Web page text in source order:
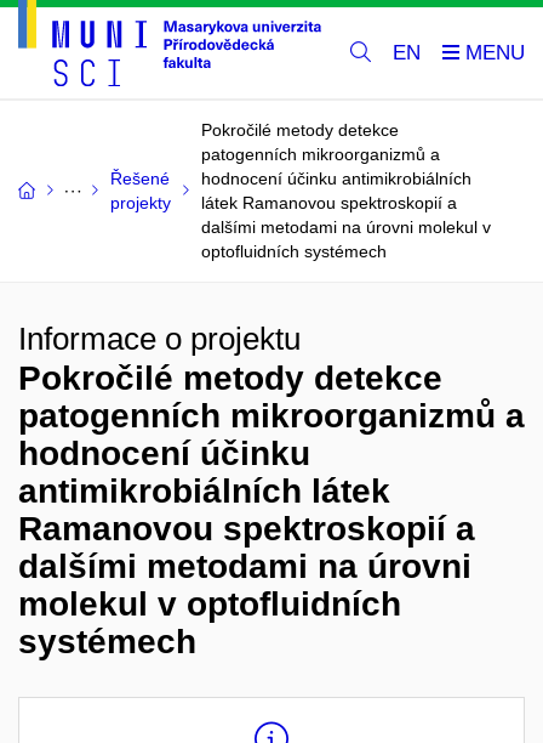
EN
Řešené
projekty
Pokročilé metody detekce
patogenních mikroorganizmů a
hodnocení účinku antimikrobiálních
látek Ramanovou spektroskopií a
dalšími metodami na úrovni molekul v
optofluidních systémech
Informace o projektu
Pokročilé metody detekce
patogenních mikroorganizmů a
hodnocení účinku
antimikrobiálních látek
Ramanovou spektroskopií a
dalšími metodami na úrovni
molekul v optofluidních
systémech